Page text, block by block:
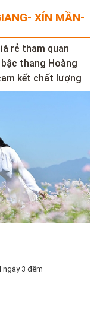
XÍN MẦN-
rẻ tham quan
thang Hoàng
kết chất lượng
ngày 3 đêm